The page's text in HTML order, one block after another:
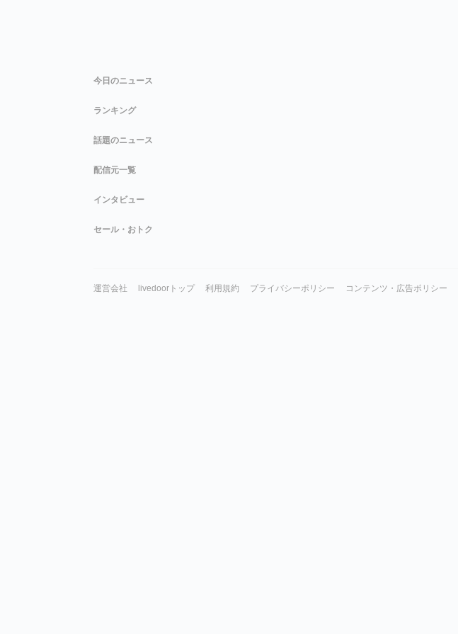
今日のニュース
ランキング
話題のニュース
配信元一覧
インタビュー
セール・おトク
運営会社 livedoorトップ 利用規約 プライバシーポリシー コンテンツ・広告ポリシー